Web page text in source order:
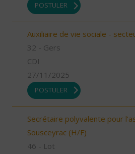
POSTULER
Auxiliaire de vie sociale -
32 - Gers
CDI
27/11/2025
POSTULER
Secrétaire polyvalente pour
Sousceyrac (H/F)
46 - Lot